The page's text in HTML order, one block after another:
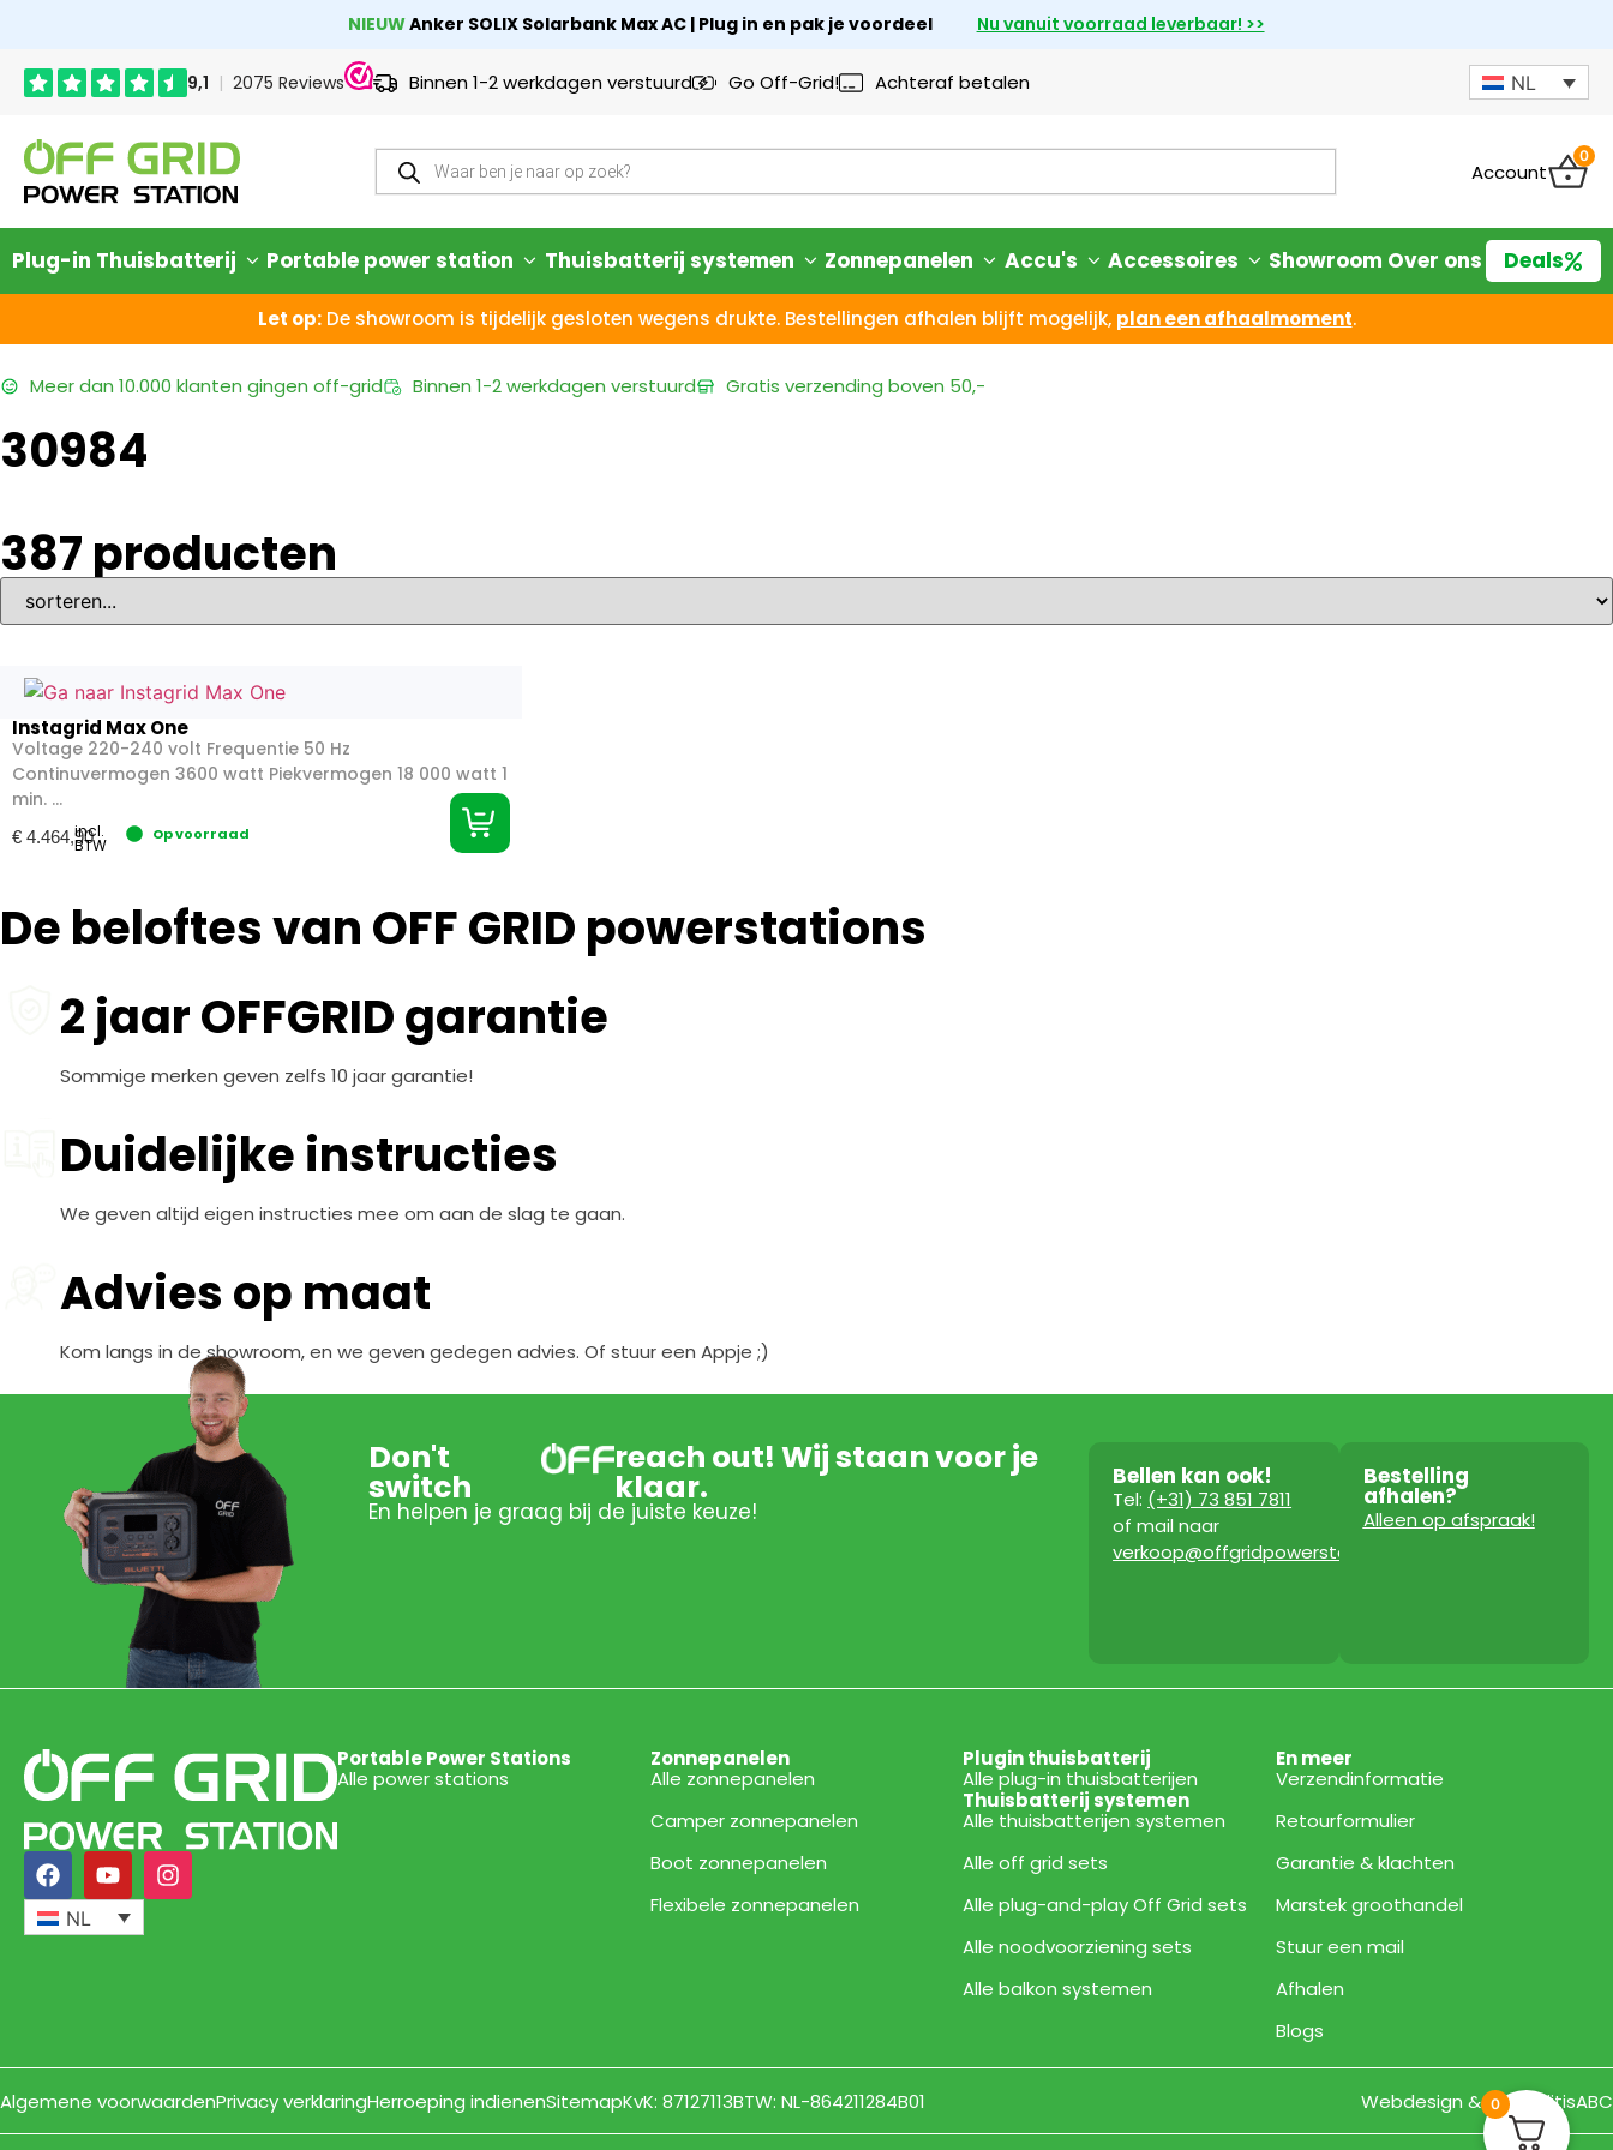
NIEUWAnker SOLIX Solarbank Max AC | Plug in en pak je voordeel Nu vanuit voorraad leverbaar! >>
Binnen 1-2 werkdagen verstuurd Go Off-Grid! Achteraf betalen NL
Account
0
Plug-in Thuisbatterij Portable power station Thuisbatterij systemen Zonnepanelen Accu's Accessoires Showroom Over ons Deals
Let op:De showroom is tijdelijk gesloten wegens drukte. Bestellingen afhalen blijft mogelijk, plan een afhaalmoment.
Meer dan 10.000 klanten gingen off-grid Binnen 1-2 werkdagen verstuurd Gratis verzending boven 50,-
30984
387 producten
Instagrid Max One
Voltage 220-240 volt Frequentie 50 Hz
Continuvermogen 3600 watt Piekvermogen 18 000 watt 1
min. ...
€ 4.464,90
incl.
BTW
Op voorraad
De beloftes van OFF GRID powerstations
2 jaar OFFGRID garantie
Sommige merken geven zelfs 10 jaar garantie!
Duidelijke instructies
We geven altijd eigen instructies mee om aan de slag te gaan.
Advies op maat
Kom langs in de showroom, en we geven gedegen advies. Of stuur een Appje ;)
Don't
switch
reach out! Wij staan voor je
klaar.
En helpen je graag bij de juiste keuze!
Bellen kan ook!
Tel: (+31) 73 851 7811
of mail naar
verkoop@offgridpowerstation.com
Bestelling
afhalen?
Alleen op afspraak!
NL
Portable Power Stations
Alle power stations
Zonnepanelen
Alle zonnepanelen
Camper zonnepanelen
Boot zonnepanelen
Flexibele zonnepanelen
Plugin thuisbatterij
Alle plug-in thuisbatterijen
Thuisbatterij systemen
Alle thuisbatterijen systemen
Alle off grid sets
Alle plug-and-play Off Grid sets
Alle noodvoorziening sets
Alle balkon systemen
En meer
Verzendinformatie
Retourformulier
Garantie & klachten
Marstek groothandel
Stuur een mail
Afhalen
Blogs
Algemene voorwaardenPrivacy verklaringHerroeping indienenSitemapKvK: 87127113BTW: NL-864211284B01 Webdesign & Bouw ditisABC
0